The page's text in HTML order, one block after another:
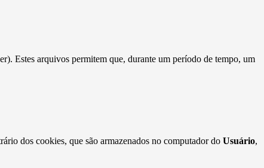
Estes arquivos permitem que, durante um período de tempo, um
dos cookies, que são armazenados no computador do Usuário,